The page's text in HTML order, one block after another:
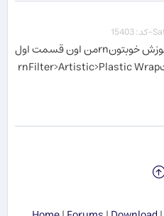
سلام وقتتون بخیر ممنون بابت آموزش خوبتونrnمن اون قسمت اول